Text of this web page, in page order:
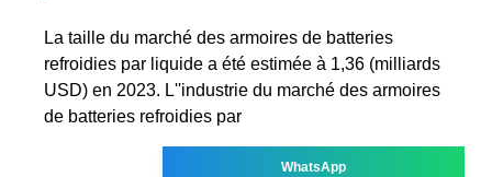
La taille du marché des armoires de batteries
refroidies par liquide a été estimée à 1,36 (milliards
USD) en 2023. L''industrie du marché des armoires
de batteries refroidies par
WhatsApp